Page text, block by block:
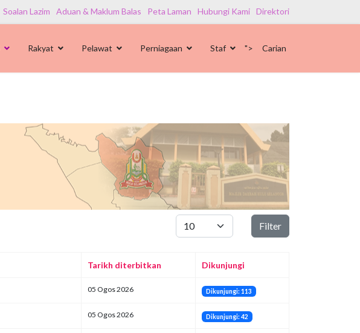
Soalan Lazim Aduan & Maklum Balas Peta Laman Hubungi Kami Direktori
Rakyat Pelawat Perniagaan Staf "> Carian
Papar # Filter
Tarikh diterbitkan Dikunjungi
05 Ogos 2026 Dikunjungi: 113
05 Ogos 2026 Dikunjungi: 42